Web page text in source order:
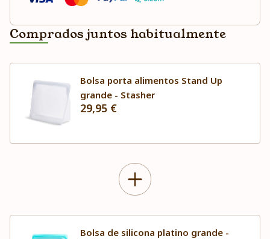
Comprados juntos habitualmente
Bolsa porta alimentos Stand Up
grande - Stasher
29,95 €
Bolsa de silicona platino grande -